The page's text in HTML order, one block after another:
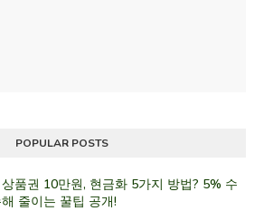
POPULAR POSTS
품권 10만원, 현금화 5가지 방법? 5% 수
줄이는 꿀팁 공개!